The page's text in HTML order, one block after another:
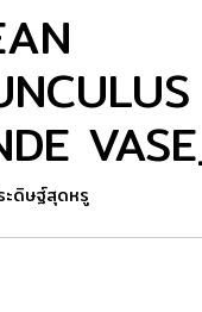
ะดิษฐ์สุดหรู